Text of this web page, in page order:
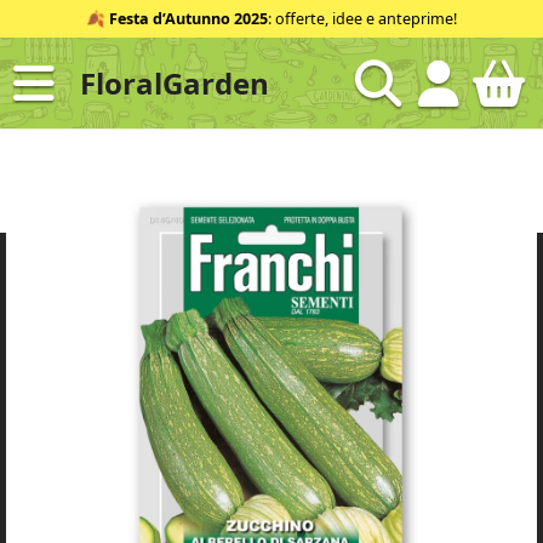
al
contenuto
ID
🍂 Festa d’Autunno 2025: offerte, idee e anteprime!
FloralGarden